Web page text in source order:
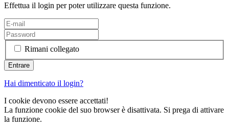
Effettua il login per poter utilizzare questa funzione.
Rimani collegato
Hai dimenticato il login?
I cookie devono essere accettati!
La funzione cookie del suo browser è disattivata. Si prega di attivare
la funzione.